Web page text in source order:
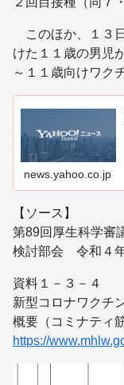
このほか、１３
けた１１歳の男児
～１１歳向けワク
news.yahoo.co.jp
【ソース】
第89回厚生科学審
検討部会 令和４年
資料１－３－４
新型コロナワクチ
概要（コミナティ
https://